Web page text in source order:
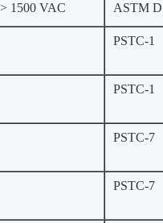
> 1500 VAC ASTM
PSTC-1
PSTC-1
PSTC-7
PSTC-7